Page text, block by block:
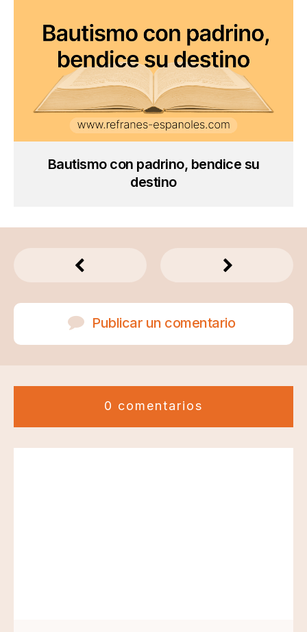
Bautismo con padrino, bendice su
destino
Publicar un comentario
0 comentarios